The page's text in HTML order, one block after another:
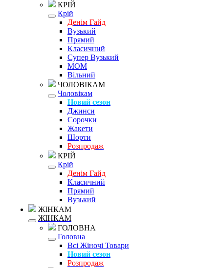
КРІЙ
Крій
Денім Гайд
Вузький
Прямий
Класичний
Супер Вузький
MOM
Вільний
ЧОЛОВІКАМ
Чоловікам
Новий сезон
Джинси
Сорочки
Жакети
Шорти
Розпродаж
КРІЙ
Крій
Денім Гайд
Класичний
Прямий
Вузький
ЖІНКАМ
ЖІНКАМ
ГОЛОВНА
Головна
Всі Жіночі Товари
Новий сезон
Розпродаж